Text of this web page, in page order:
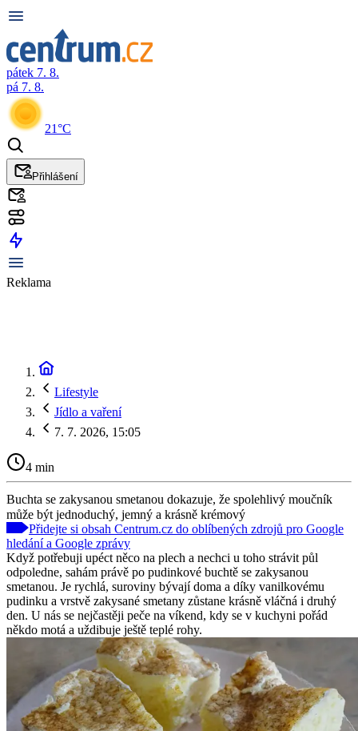
pátek 7. 8.
pá 7. 8.
21°C
Přihlášení
Reklama
Lifestyle
Jídlo a vaření
7. 7. 2026, 15:05
4 min
Buchta se zakysanou smetanou dokazuje, že spolehlivý moučník
může být jednoduchý, jemný a krásně krémový
Přidejte si obsah Centrum.cz do oblíbených zdrojů pro Google
hledání a Google zprávy
Když potřebuji upéct něco na plech a nechci u toho strávit půl
odpoledne, sahám právě po pudinkové buchtě se zakysanou
smetanou. Je rychlá, suroviny bývají doma a díky vanilkovému
pudinku a vrstvě zakysané smetany zůstane krásně vláčná i druhý
den. U nás se nejčastěji peče na víkend, kdy se v kuchyni pořád
někdo motá a uždibuje ještě teplé rohy.